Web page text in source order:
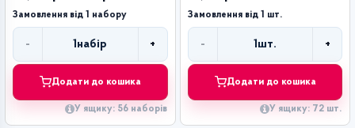
Замовлення від 1 набору
-
Кількість
1набір +
Додати до кошика
У ящику: 56 наборів
Замовлення від 1 шт.
- 1шт. +
Додати до кошика
У ящику: 72 шт.